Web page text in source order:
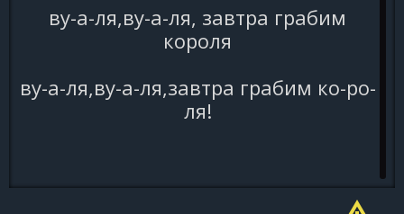
ву-а-ля,ву-а-ля, завтра грабим
короля
ву-а-ля,ву-а-ля,завтра грабим ко-ро-
ля!
Говорят мы бяки-буки,как выносит